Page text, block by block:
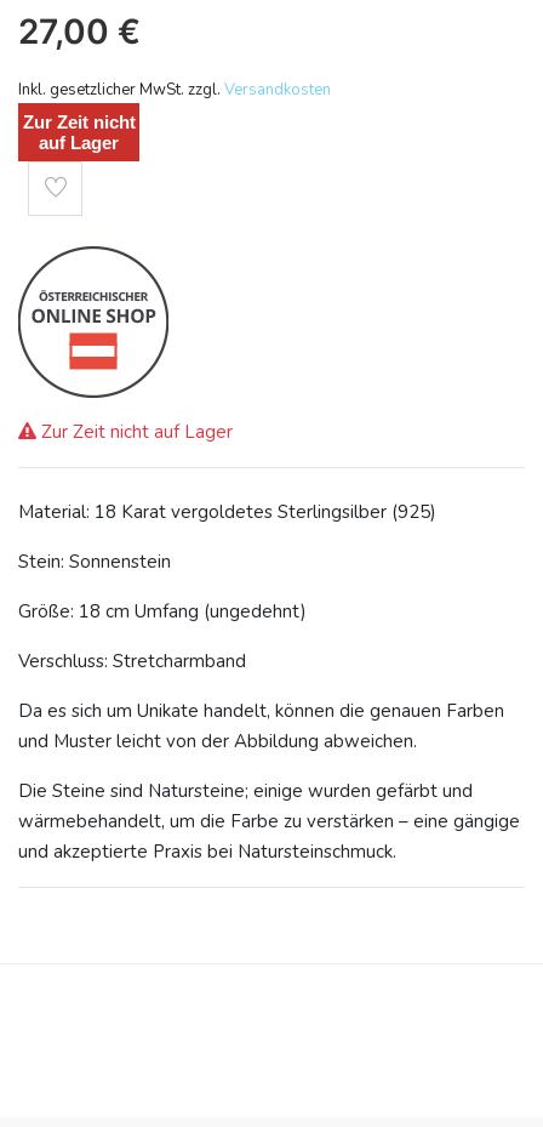
27,00 €
Inkl. gesetzlicher MwSt. zzgl. Versandkosten
Zur Zeit nicht
auf Lager
Zur Zeit nicht auf Lager
Material: 18 Karat vergoldetes Sterlingsilber (925)
Stein: Sonnenstein
Größe: 18 cm Umfang (ungedehnt)
Verschluss: Stretcharmband
Da es sich um Unikate handelt, können die genauen Farben
und Muster leicht von der Abbildung abweichen.
Die Steine sind Natursteine; einige wurden gefärbt und
wärmebehandelt, um die Farbe zu verstärken – eine gängige
und akzeptierte Praxis bei Natursteinschmuck.